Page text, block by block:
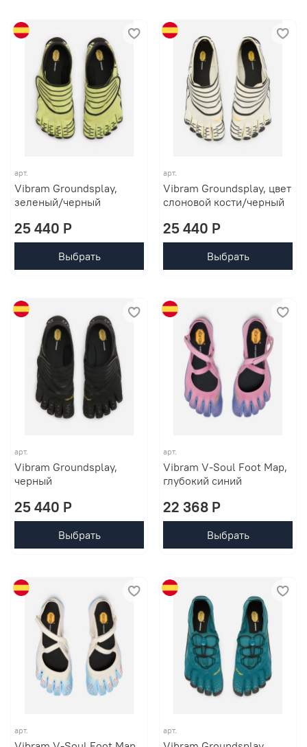
арт.
Vibram Groundsplay,
зеленый/черный
25 440 P
Выбрать
арт.
Vibram Groundsplay, цвет
слоновой кости/черный
25 440 P
Выбрать
арт.
Vibram Groundsplay,
черный
25 440 P
Выбрать
арт.
Vibram V-Soul Foot Map,
глубокий синий
22 368 P
Выбрать
арт. арт.